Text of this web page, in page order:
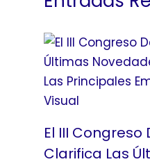
El III Congreso
Clarifica Las